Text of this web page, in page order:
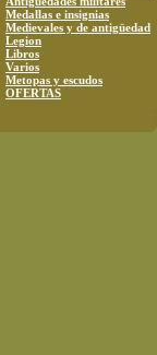
Medallas e insignias
Medievales y de antigüedad
Legion
Libros
Varios
Metopas y escudos
OFERTAS